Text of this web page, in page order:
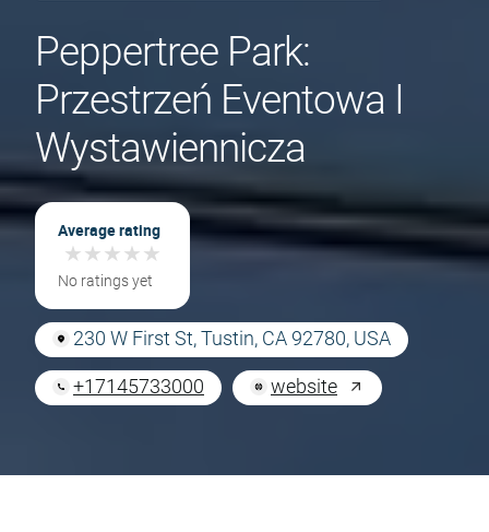
Peppertree Park:
Przestrzeń Eventowa I
Wystawiennicza
Average rating
★★★★★
★★★★★
No ratings yet
230 W First St, Tustin, CA 92780, USA
+17145733000 website